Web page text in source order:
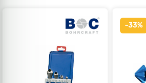
-33%